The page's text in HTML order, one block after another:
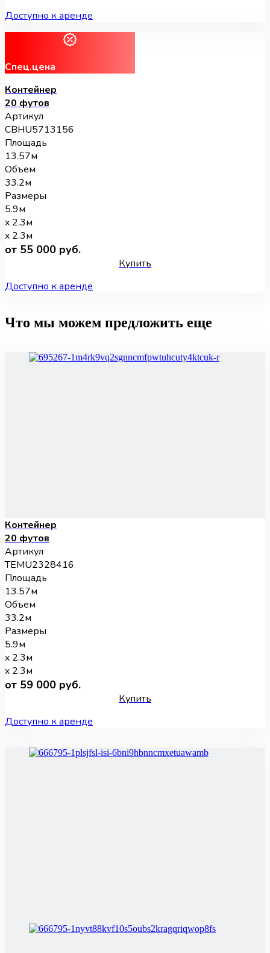
Доступно к аренде
Спец.цена
Контейнер
20 футов
Артикул
CBHU5713156
Площадь
13.57м
Объем
33.2м
Размеры
5.9м
x 2.3м
x 2.3м
от 55 000 руб.
Купить
Доступно к аренде
Что мы можем предложить еще
Контейнер
20 футов
Артикул
TEMU2328416
Площадь
13.57м
Объем
33.2м
Размеры
5.9м
x 2.3м
x 2.3м
от 59 000 руб.
Купить
Доступно к аренде